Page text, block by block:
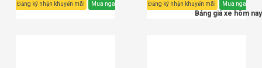
Đăng ký nhận khuyến mãi Mua ngay Đăng ký nhận khuyến mãi Mua ngay
Bảng giá xe hôm nay